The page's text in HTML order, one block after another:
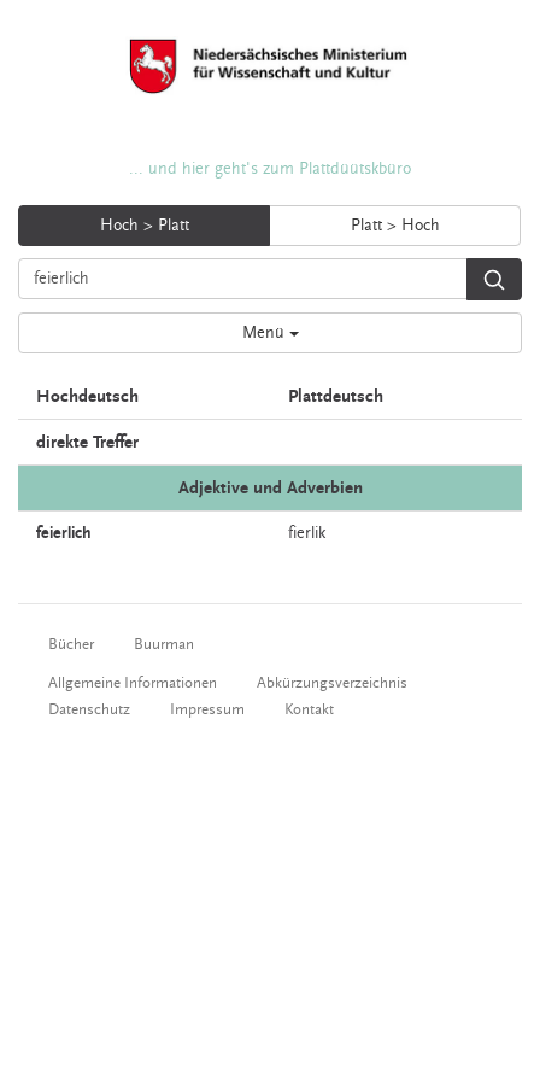
... und hier geht's zum Plattdüütskbüro
Hoch > Platt Platt > Hoch
Menü
Hochdeutsch Plattdeutsch
direkte Treffer
Adjektive und Adverbien
feierlich fierlik
Bücher Buurman
Allgemeine Informationen
Abkürzungsverzeichnis
Datenschutz
Impressum Kontakt